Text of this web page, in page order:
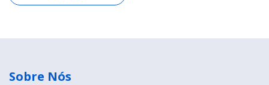
Sobre Nós